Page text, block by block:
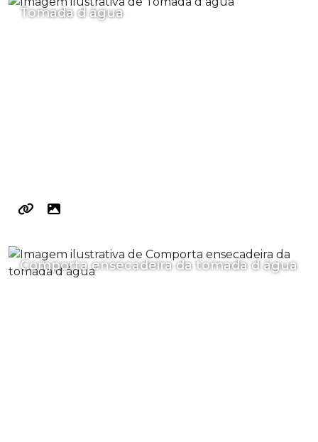
Tomada d água
Comporta ensecadeira da tomada d água